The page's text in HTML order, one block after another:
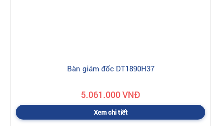
Bàn giám đốc DT1890H37
5.061.000 VNĐ
Xem chi tiết